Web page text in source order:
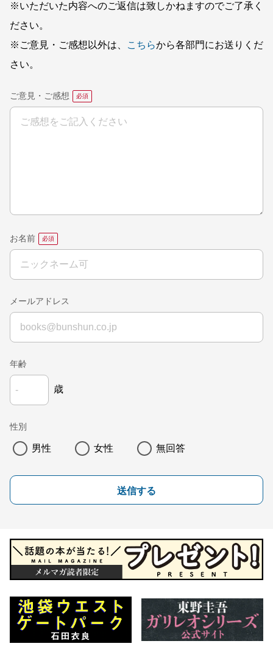
※いただいた内容へのご返信は致しかねますのでご了承く
ださい。
※ご意見・ご感想以外は、
こちらから各部門にお送りくだ
さい。
ご意見・ご感想
お名前
メールアドレス
年齢
歳
性別
男性 女性 無回答
送信する